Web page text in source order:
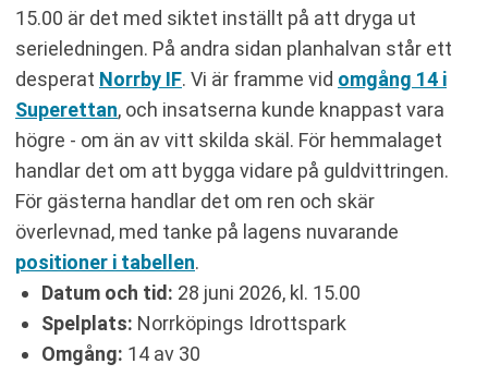
15.00 är det med siktet inställt på att dryga ut
serieledningen. På andra sidan planhalvan står ett
desperat Norrby IF. Vi är framme vid omgång 14 i
Superettan, och insatserna kunde knappast vara
högre - om än av vitt skilda skäl. För hemmalaget
handlar det om att bygga vidare på guldvittringen.
För gästerna handlar det om ren och skär
överlevnad, med tanke på lagens nuvarande
positioner i tabellen.
Datum och tid: 28 juni 2026, kl. 15.00
Spelplats: Norrköpings Idrottspark
Omgång: 14 av 30